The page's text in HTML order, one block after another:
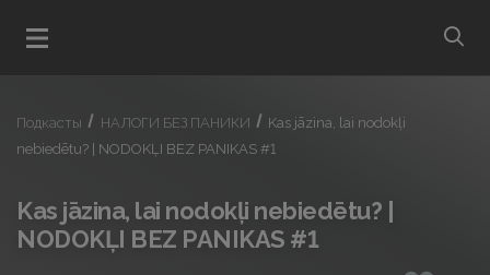
Открыть меню
Подкасты НАЛОГИ БЕЗ ПАНИКИ
Kas jāzina, lai nodokļi
nebiedētu? | NODOKĻI BEZ PANIKAS #1
Kas jāzina, lai nodokļi nebiedētu? |
NODOKĻI BEZ PANIKAS #1